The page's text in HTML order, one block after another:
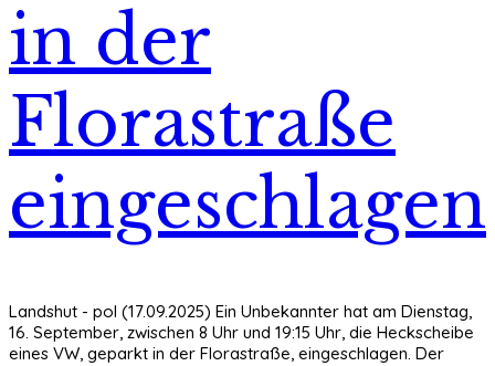
in der
Florastraße
eingeschlagen
Landshut - pol (17.09.2025) Ein Unbekannter hat am Dienstag,
16. September, zwischen 8 Uhr und 19:15 Uhr, die Heckscheibe
eines VW, geparkt in der Florastraße, eingeschlagen. Der